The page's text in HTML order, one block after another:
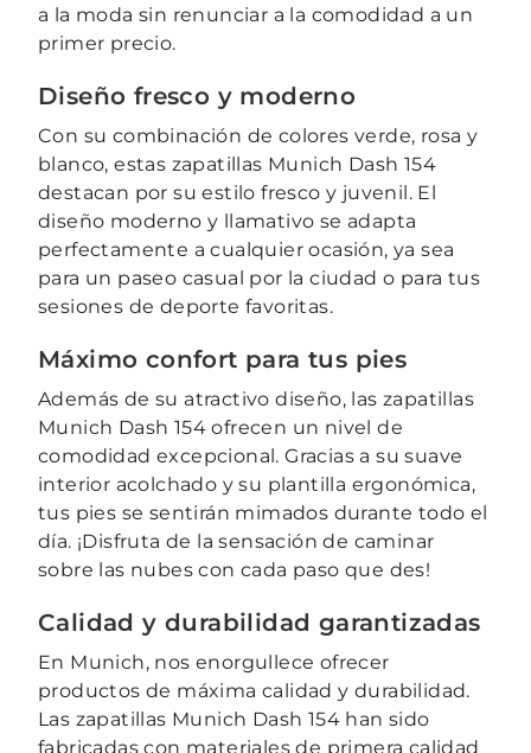
a la moda sin renunciar a la comodidad a un
primer precio.
Diseño fresco y moderno
Con su combinación de colores verde, rosa y
blanco, estas zapatillas Munich Dash 154
destacan por su estilo fresco y juvenil. El
diseño moderno y llamativo se adapta
perfectamente a cualquier ocasión, ya sea
para un paseo casual por la ciudad o para tus
sesiones de deporte favoritas.
Máximo confort para tus pies
Además de su atractivo diseño, las zapatillas
Munich Dash 154 ofrecen un nivel de
comodidad excepcional. Gracias a su suave
interior acolchado y su plantilla ergonómica,
tus pies se sentirán mimados durante todo el
día. ¡Disfruta de la sensación de caminar
sobre las nubes con cada paso que des!
Calidad y durabilidad garantizadas
En Munich, nos enorgullece ofrecer
productos de máxima calidad y durabilidad.
Las zapatillas Munich Dash 154 han sido
fabricadas con materiales de primera calidad